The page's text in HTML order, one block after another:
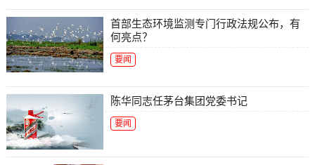
首部生态环境监测专门行政法规公布，有
何亮点？
要闻
陈华同志任茅台集团党委书记
要闻